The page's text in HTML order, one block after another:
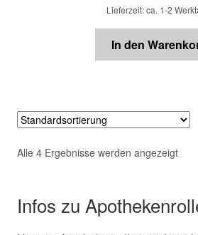
Lieferzeit: ca. 1-2
In den
Alle 4 Ergebnisse werden angezeigt
Infos zu